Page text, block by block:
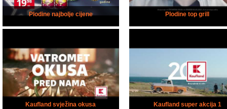
Plodine najbolje cijene Plodine top grill
Kaufland svježina okusa Kaufland super akcija 1